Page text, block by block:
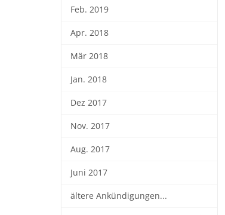
Feb. 2019
Apr. 2018
Mär 2018
Jan. 2018
Dez 2017
Nov. 2017
Aug. 2017
Juni 2017
ältere Ankündigungen...